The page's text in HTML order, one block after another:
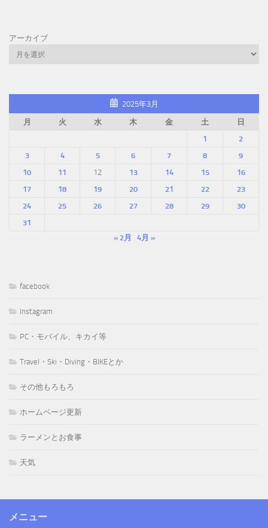
アーカイブ
2025年3月
月
火 水 木 金 土
日
1
2
3
4 5 6 7 8
9
10
11 12 13 14 15
16
17
18 19 20 21 22
23
24
25 26 27 28 29
30
31
« 2月
4月 »
facebook
Instagram
PC・モバイル、キカイ等
Travel・Ski・Diving・BIKEとか
その他もろもろ
ホームページ更新
ラーメンとお食事
天気
メニュー